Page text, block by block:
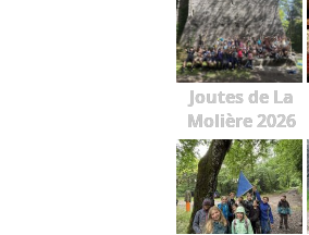
Joutes de La
Molière 2026